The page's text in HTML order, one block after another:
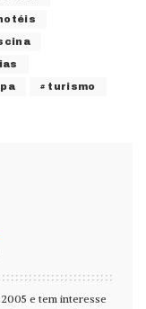
hotéis
turismo
e tem interesse